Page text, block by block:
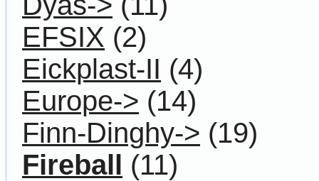
EFSIX (2)
Eickplast-II (4)
Europe-> (14)
Finn-Dinghy-> (19)
Fireball (11)